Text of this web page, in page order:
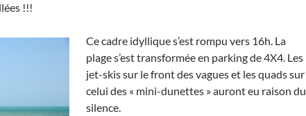
!!!
Ce cadre idyllique s’est rompu vers 16h. La
plage s’est transformée en parking de 4X4. Les
jet-skis sur le front des vagues et les quads sur
celui des « mini-dunettes » auront eu raison du
silence.